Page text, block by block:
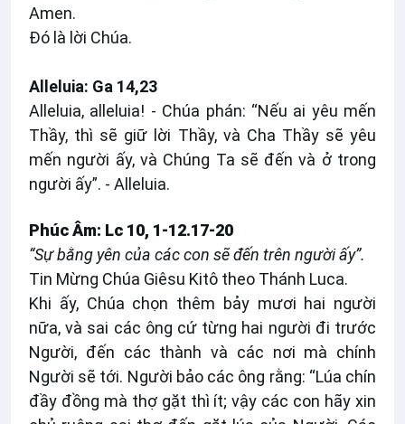
Amen.
Ðó là lời Chúa.
Alleluia: Ga 14,23
Alleluia, alleluia! - Chúa phán: “Nếu ai yêu mến
Thầy, thì sẽ giữ lời Thầy, và Cha Thầy sẽ yêu
mến người ấy, và Chúng Ta sẽ đến và ở trong
người ấy”. - Alleluia.
Phúc Âm: Lc 10, 1-12.17-20
“Sự bằng yên của các con sẽ đến trên người ấy”.
Tin Mừng Chúa Giêsu Kitô theo Thánh Luca.
Khi ấy, Chúa chọn thêm bảy mươi hai người
nữa, và sai các ông cứ từng hai người đi trước
Người, đến các thành và các nơi mà chính
Người sẽ tới. Người bảo các ông rằng: “Lúa chín
đầy đồng mà thợ gặt thì ít; vậy các con hãy xin